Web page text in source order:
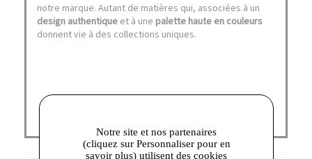
notre marque. Autant de matières qui, associées à un
design authentique et à une palette haute en couleurs
donnent vie à des collections uniques.
Notre site et nos partenaires
(cliquez sur Personnaliser pour en
savoir plus) utilisent des cookies